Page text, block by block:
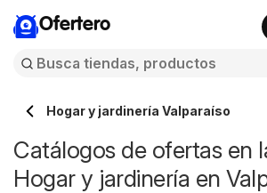
Ofertero
Hogar y jardinería Valparaíso
Catálogos de ofertas en
Hogar y jardinería en